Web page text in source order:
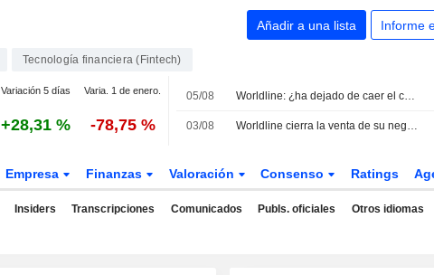
Añadir a una lista Informe
Tecnología financiera (Fintech)
Variación 5 días Varia. 1 de enero.
+28,31 % -78,75 %
05/08 Worldline: ¿ha dejado de caer el cuchillo?
03/08 Worldline cierra la venta de su negocio de pagos en India
Empresa Finanzas Valoración Consenso Ratings
Insiders Transcripciones Comunicados Publs. oficiales Otros idiomas